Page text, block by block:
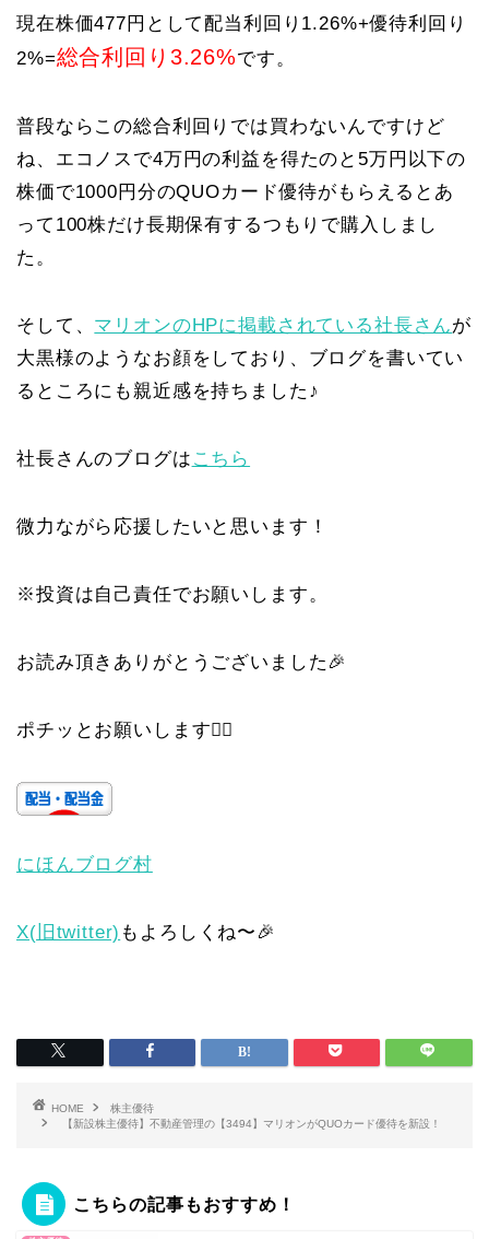
現在株価477円として配当利回り1.26%+優待利回り
2%=総合利回り3.26%です。
普段ならこの総合利回りでは買わないんですけど
ね、エコノスで4万円の利益を得たのと5万円以下の
株価で1000円分のQUOカード優待がもらえるとあ
って100株だけ長期保有するつもりで購入しまし
た。
そして、 マリオンのHPに掲載されている社長さんが
大黒様のようなお顔をしており、ブログを書いてい
るところにも親近感を持ちました♪
社長さんのブログは こちら
微力ながら応援したいと思います！
※投資は自己責任でお願いします。
お読み頂きありがとうございました🎉
ポチッとお願いします🙇‍♀️
にほんブログ村
X(旧twitter) もよろしくね〜🎉
HOME
株主優待
【新設株主優待】不動産管理の【3494】マリオンがQUOカード優待を新設！
こちらの記事もおすすめ！